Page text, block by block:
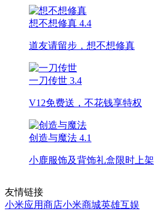
想不想修真 4.4
道友请留步，想不想修真
一刀传世 3.4
V12免费送，不花钱享特权
创造与魔法 4.1
小鹿服饰及背饰礼盒限时上架
友情链接
小米应用商店小米商城英雄互娱